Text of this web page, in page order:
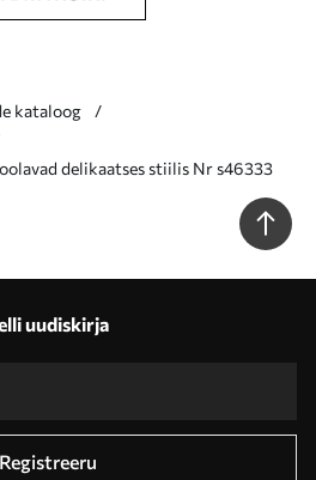
kataloog
delikaatses stiilis Nr s46333
uudiskirja
Registreeru